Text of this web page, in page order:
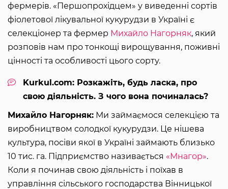
фермерів. «Першопрохідцем» у виведенні сортів
фіолетової лікувальної кукурудзи в Україні є
селекціонер та фермер Михайло Нагорняк, який
розповів нам про тонкощі вирощування, поживні
цінності та особливості цього сорту.
Kurkul.com: Розкажіть, будь ласка, про
свою діяльність. З чого вона починалась?
Михайло Нагорняк: Ми займаємося селекцією та
виробництвом солодкої кукурудзи. Це нішева
культура, посіви якої в Україні займають близько
10 тис. га. Підприємство називається «Мнагор».
Коли я починав свою діяльність і поїхав в
управління сільського господарства Вінницької